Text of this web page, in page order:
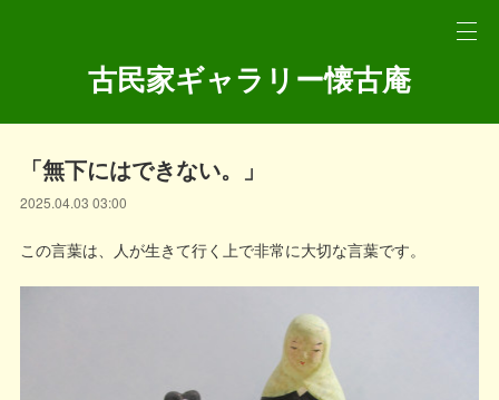
古民家ギャラリー懐古庵
「無下にはできない。」
2025.04.03 03:00
この言葉は、人が生きて行く上で非常に大切な言葉です。